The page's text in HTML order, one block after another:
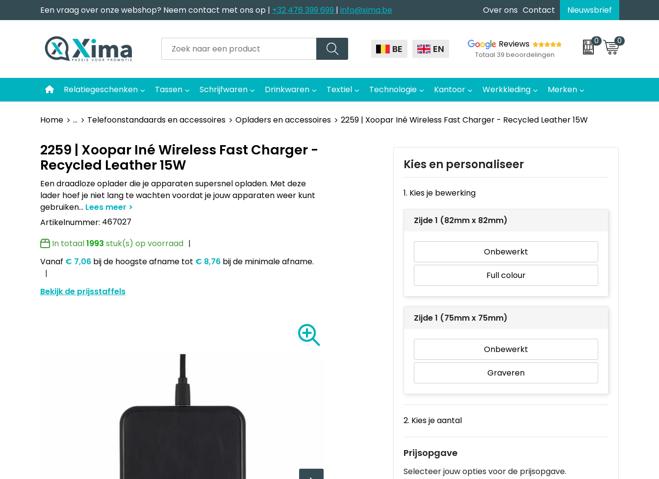
Een vraag over onze webshop? Neem contact met ons op | +32 476 399 699 | info@xima.be Over ons Contact Nieuwsbrief
BE EN Reviews
Totaal 39 beoordelingen
0 0
Relatiegeschenken Tassen Schrijfwaren Drinkwaren Textiel Technologie Kantoor Werkkleding Merken
Home ... Telefoonstandaards en accessoires Opladers en accessoires 2259 | Xoopar Iné Wireless Fast Charger - Recycled Leather 15W
2259 | Xoopar Iné Wireless Fast Charger -
Recycled Leather 15W
Een draadloze oplader die je apparaten supersnel opladen. Met deze
lader hoef je niet lang te wachten voordat je jouw apparaten weer kunt
gebruiken...
Artikelnummer: 467027
In totaal1993 stuk(s) op voorraad
Vanaf € 7,06 bij de hoogste afnametot € 8,76 bij de minimale afname.
Bekijk de prijsstaffels
Kies en personaliseer
1. Kies je bewerking
Zijde 1 (82mm x 82mm)
Onbewerkt
Full colour
Zijde 1 (75mm x 75mm)
Onbewerkt
Graveren
2. Kies je aantal
Prijsopgave
Selecteer jouw opties voor de prijsopgave.